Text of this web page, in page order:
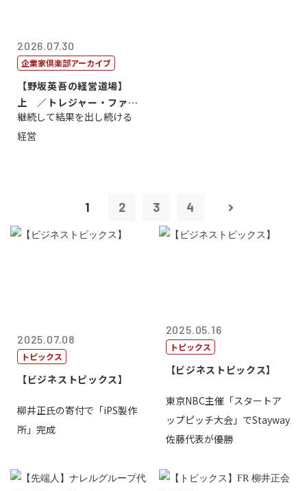
2026.07.30
企業家倶楽部アーカイブ
【野坂英吾の経営道場】
上 ／トレジャー・ファク
トリー社長野坂...
継続して結果を出し続ける
経営
1 2 3 4
2025.07.08
トピックス
【ビジネストピックス】
柳井正氏の寄付で「iPS製作
所」完成
2025.05.16
トピックス
【ビジネストピックス】
東京NBC主催「スタートア
ップピッチ大会」でStayway
佐藤代表が優勝